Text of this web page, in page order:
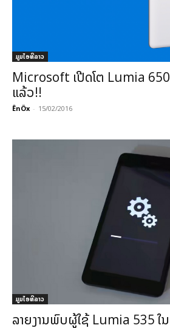
ມູມໄອທີລາວ
Microsoft ເປີດໂຕ Lumia 650
ແລ້ວ!!
ÊnÖx - 15/02/2016
ມູມໄອທີລາວ
ລາຍງານພົບຜູ້ໃຊ້ Lumia 535 ໃ